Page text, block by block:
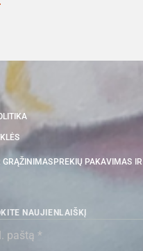
GRĄŽINIMAS PREKIŲ PAKAVIMAS
NAUJIENLAIŠKĮ